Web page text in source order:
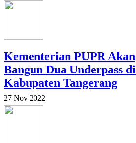
Kementerian PUPR Akan
Bangun Dua Underpass di
Kabupaten Tangerang
27 Nov 2022